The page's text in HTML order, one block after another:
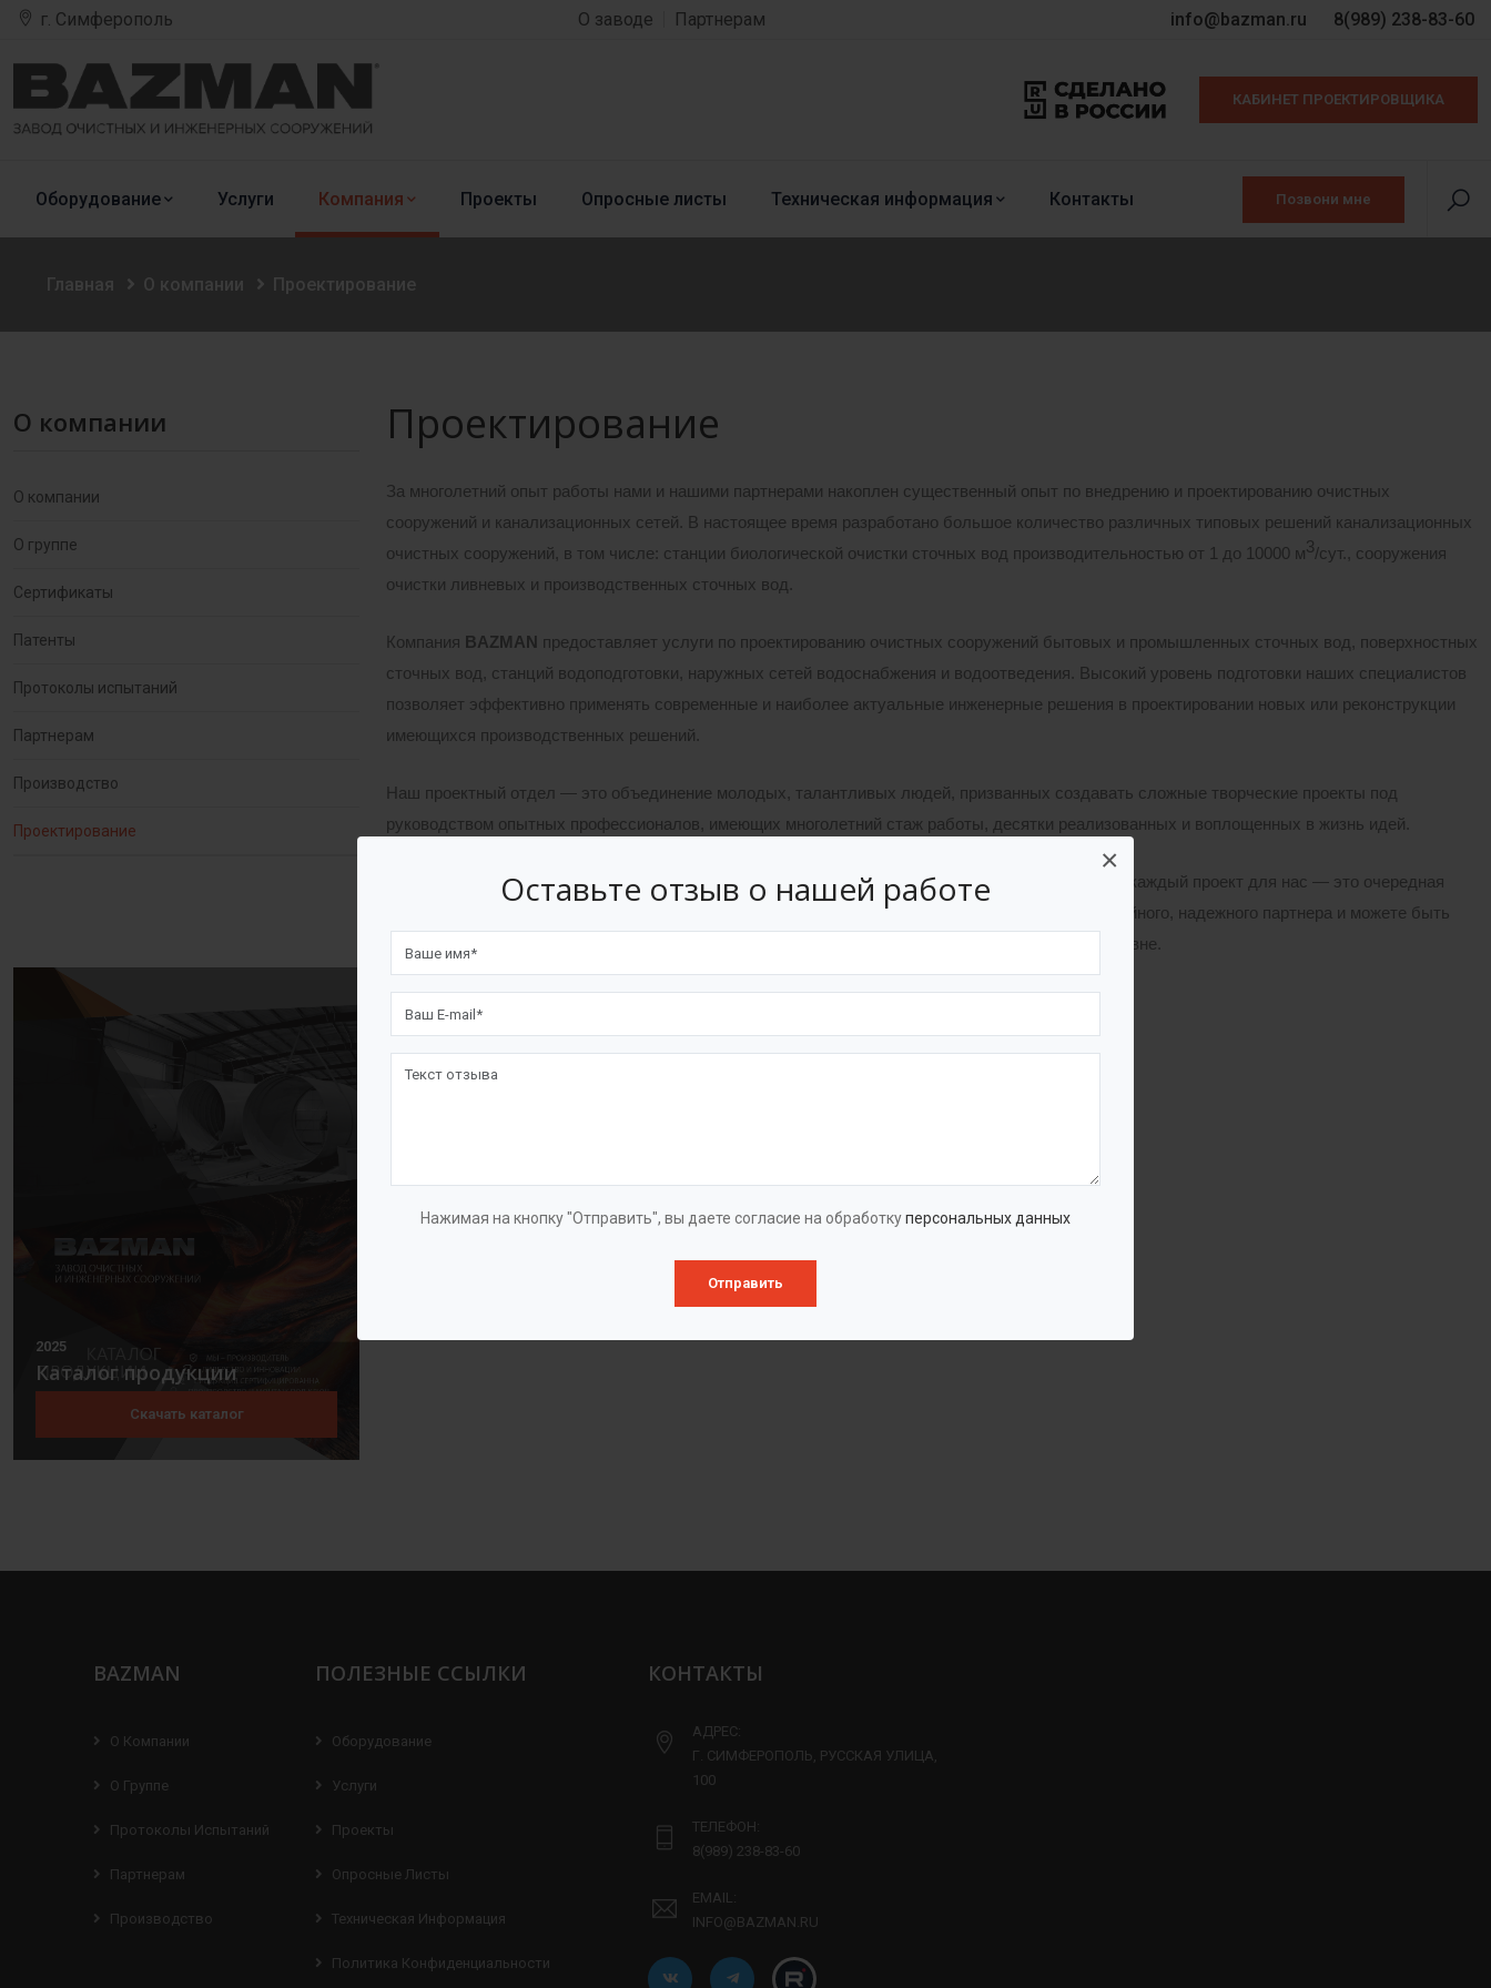
Оставьте отзыв о нашей работе
Нажимая на кнопку "Отправить", вы даете согласие на обработкуперсональных данных
Отправить
×
г. Симферополь О заводе Партнерам info@bazman.ru 8(989) 238-83-60
КАБИНЕТ ПРОЕКТИРОВЩИКА
Оборудование Услуги Компания Проекты Опросные листы Техническая информация Контакты Позвони мне
Главная О компании Проектирование
О компании
О компании
О группе
Сертификаты
Патенты
Протоколы испытаний
Партнерам
Производство
Проектирование
2025
Каталог продукции
Скачать каталог
Проектирование
За многолетний опыт работы нами и нашими партнерами накоплен существенный опыт по внедрению и проектированию очистных
сооружений и канализационных сетей. В настоящее время разработано большое количество различных типовых решений канализационных
очистных сооружений, в том числе: станции биологической очистки сточных вод производительностью от 1 до 10000 м3/сут., сооружения
очистки ливневых и производственных сточных вод.
Компания BAZMAN предоставляет услуги по проектированию очистных сооружений бытовых и промышленных сточных вод, поверхностных
сточных вод, станций водоподготовки, наружных сетей водоснабжения и водоотведения. Высокий уровень подготовки наших специалистов
позволяет эффективно применять современные и наиболее актуальные инженерные решения в проектировании новых или реконструкции
имеющихся производственных решений.
Наш проектный отдел — это объединение молодых, талантливых людей, призванных создавать сложные творческие проекты под
руководством опытных профессионалов, имеющих многолетний стаж работы, десятки реализованных и воплощенных в жизнь идей.
Каждый день, от проекта к проекту, мы боремся за качество выпускаемой нами документации и каждый проект для нас — это очередная
победа над поставленным заказчиком сроком. Делая выбор в нашу пользу, Вы обретаете достойного, надежного партнера и можете быть
уверены, что любая из задач, стоящая перед вами, будет решена качественно и на высоком уровне.
BAZMAN
О Компании
О Группе
Протоколы Испытаний
Партнерам
Производство
ПОЛЕЗНЫЕ ССЫЛКИ
Оборудование
Услуги
Проекты
Опросные Листы
Техническая Информация
Политика Конфиденциальности
КОНТАКТЫ
АДРЕС:
Г. СИМФЕРОПОЛЬ, РУССКАЯ УЛИЦА,
100
ТЕЛЕФОН:
8(989) 238-83-60
EMAIL:
INFO@BAZMAN.RU